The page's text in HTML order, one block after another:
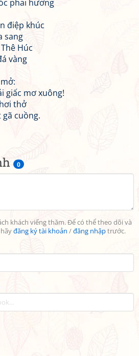
0
khách viếng thăm. Để có thể theo dõi và
đăng ký tài khoản /đăng nhậptrước.
phai hương
điệp khúc
sang
Húc
vàng
giấc mơ xuông!
thở
cuồng.